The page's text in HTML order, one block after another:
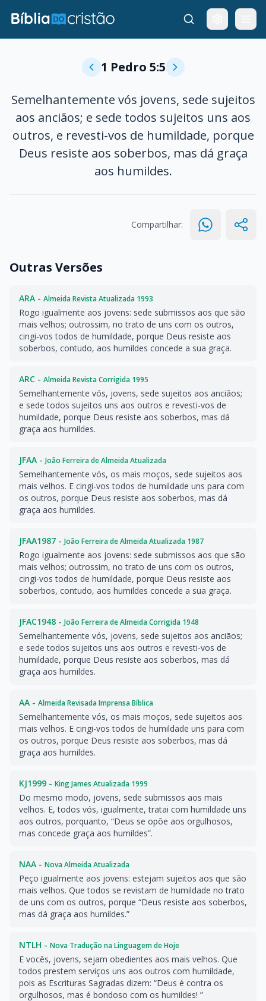
1 Pedro 5:5
Semelhantemente vós jovens, sede sujeitos
aos anciãos; e sede todos sujeitos uns aos
outros, e revesti-vos de humildade, porque
Deus resiste aos soberbos, mas dá graça
aos humildes.
Compartilhar:
Outras Versões
ARA - Almeida Revista Atualizada 1993
Rogo igualmente aos jovens: sede submissos aos que são
mais velhos; outrossim, no trato de uns com os outros,
cingi-vos todos de humildade, porque Deus resiste aos
soberbos, contudo, aos humildes concede a sua graça.
ARC - Almeida Revista Corrigida 1995
Semelhantemente vós, jovens, sede sujeitos aos anciãos;
e sede todos sujeitos uns aos outros e revesti-vos de
humildade, porque Deus resiste aos soberbos, mas dá
graça aos humildes.
JFAA - João Ferreira de Almeida Atualizada
Semelhantemente vós, os mais moços, sede sujeitos aos
mais velhos. E cingi-vos todos de humildade uns para com
os outros, porque Deus resiste aos soberbos, mas dá
graça aos humildes.
JFAA1987 - João Ferreira de Almeida Atualizada 1987
Rogo igualmente aos jovens: sede submissos aos que são
mais velhos; outrossim, no trato de uns com os outros,
cingi-vos todos de humildade, porque Deus resiste aos
soberbos, contudo, aos humildes concede a sua graça.
JFAC1948 - João Ferreira de Almeida Corrigida 1948
Semelhantemente vós, jovens, sede sujeitos aos anciãos;
e sede todos sujeitos uns aos outros e revesti-vos de
humildade, porque Deus resiste aos soberbos, mas dá
graça aos humildes.
AA - Almeida Revisada Imprensa Bíblica
Semelhantemente vós, os mais moços, sede sujeitos aos
mais velhos. E cingi-vos todos de humildade uns para com
os outros, porque Deus resiste aos soberbos, mas dá
graça aos humildes.
KJ1999 - King James Atualizada 1999
Do mesmo modo, jovens, sede submissos aos mais
velhos. E, todos vós, igualmente, tratai com humildade uns
aos outros, porquanto, “Deus se opõe aos orgulhosos,
mas concede graça aos humildes”.
NAA - Nova Almeida Atualizada
Peço igualmente aos jovens: estejam sujeitos aos que são
mais velhos. Que todos se revistam de humildade no trato
de uns com os outros, porque “Deus resiste aos soberbos,
mas dá graça aos humildes.”
NTLH - Nova Tradução na Linguagem de Hoje
E vocês, jovens, sejam obedientes aos mais velhos. Que
todos prestem serviços uns aos outros com humildade,
pois as Escrituras Sagradas dizem: “Deus é contra os
orgulhosos, mas é bondoso com os humildes! ”